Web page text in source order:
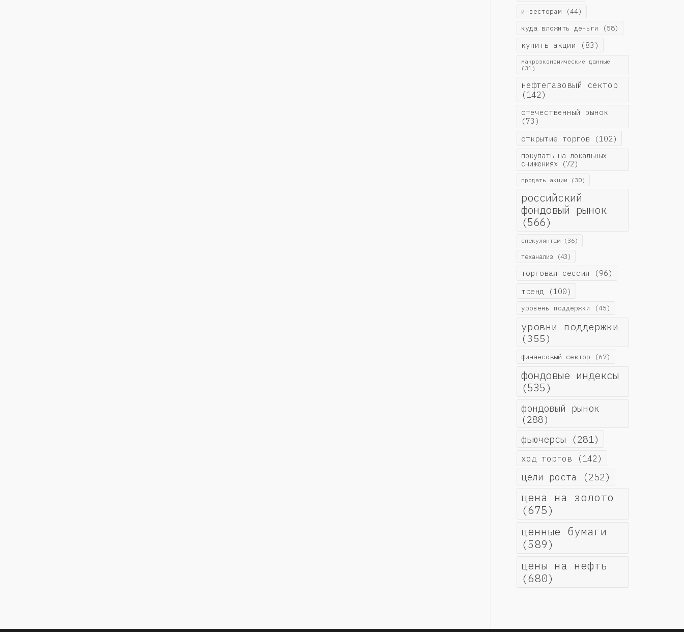
инвесторам (44)
куда вложить деньги (58)
купить акции (83)
макроэкономические данные
(31)
нефтегазовый сектор
(142)
отечественный рынок
(73)
открытие торгов (102)
покупать на локальных
снижениях(72)
продать акции (30)
российский
фондовый рынок
(566)
спекулянтам(36)
теханализ (43)
торговая сессия (96)
тренд (100)
уровень поддержки (45)
уровни поддержки
(355)
финансовый сектор (67)
фондовые индексы
(535)
фондовый рынок
(288)
фьючерсы (281)
ход торгов (142)
цели роста (252)
цена на золото
(675)
ценные бумаги
(589)
цены на нефть
(680)